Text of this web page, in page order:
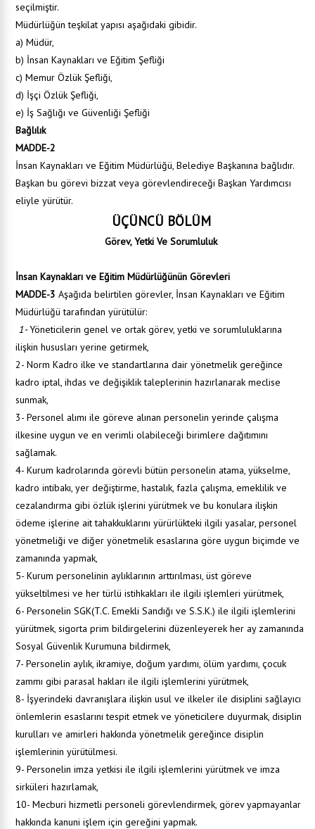
seçilmiştir.
Müdürlüğün teşkilat yapısı aşağıdaki gibidir.
a) Müdür,
b) İnsan Kaynakları ve Eğitim Şefliği
c) Memur Özlük Şefliği,
d) İşçi Özlük Şefliği,
e) İş Sağlığı ve Güvenliği Şefliği
Bağlılık
MADDE-2
İnsan Kaynakları ve Eğitim Müdürlüğü, Belediye Başkanına bağlıdır.
Başkan bu görevi bizzat veya görevlendireceği Başkan Yardımcısı
eliyle yürütür.
ÜÇÜNCÜ BÖLÜM
Görev, Yetki Ve Sorumluluk
İnsan Kaynakları ve Eğitim Müdürlüğünün Görevleri
MADDE-3 Aşağıda belirtilen görevler, İnsan Kaynakları ve Eğitim
Müdürlüğü tarafından yürütülür:
1-Yöneticilerin genel ve ortak görev, yetki ve sorumluluklarına
ilişkin hususları yerine getirmek,
2- Norm Kadro ilke ve standartlarına dair yönetmelik gereğince
kadro iptal, ihdas ve değişiklik taleplerinin hazırlanarak meclise
sunmak,
3- Personel alımı ile göreve alınan personelin yerinde çalışma
ilkesine uygun ve en verimli olabileceği birimlere dağıtımını
sağlamak.
4- Kurum kadrolarında görevli bütün personelin atama, yükselme,
kadro intibakı, yer değiştirme, hastalık, fazla çalışma, emeklilik ve
cezalandırma gibi özlük işlerini yürütmek ve bu konulara ilişkin
ödeme işlerine ait tahakkuklarını yürürlükteki ilgili yasalar, personel
yönetmeliği ve diğer yönetmelik esaslarına göre uygun biçimde ve
zamanında yapmak,
5- Kurum personelinin aylıklarının arttırılması, üst göreve
yükseltilmesi ve her türlü istihkakları ile ilgili işlemleri yürütmek,
6- Personelin SGK(T.C. Emekli Sandığı ve S.S.K.) ile ilgili işlemlerini
yürütmek, sigorta prim bildirgelerini düzenleyerek her ay zamanında
Sosyal Güvenlik Kurumuna bildirmek,
7- Personelin aylık, ikramiye, doğum yardımı, ölüm yardımı, çocuk
zammı gibi parasal hakları ile ilgili işlemlerini yürütmek,
8- İşyerindeki davranışlara ilişkin usul ve ilkeler ile disiplini sağlayıcı
önlemlerin esaslarını tespit etmek ve yöneticilere duyurmak, disiplin
kurulları ve amirleri hakkında yönetmelik gereğince disiplin
işlemlerinin yürütülmesi.
9- Personelin imza yetkisi ile ilgili işlemlerini yürütmek ve imza
sirküleri hazırlamak,
10- Mecburi hizmetli personeli görevlendirmek, görev yapmayanlar
hakkında kanuni işlem için gereğini yapmak.